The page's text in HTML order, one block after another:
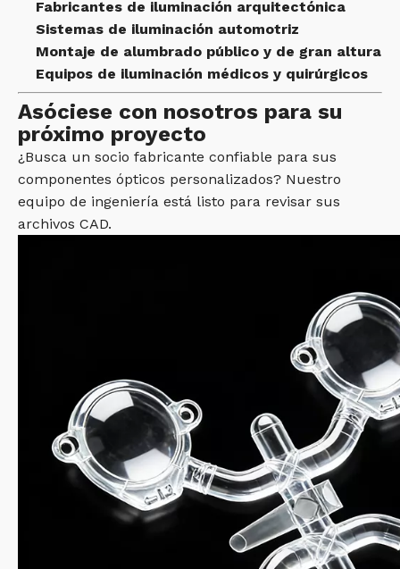
Fabricantes de iluminación arquitectónica
Sistemas de iluminación automotriz
Montaje de alumbrado público y de gran altura
Equipos de iluminación médicos y quirúrgicos
Asóciese con nosotros para su
próximo proyecto
¿Busca un socio fabricante confiable para sus
componentes ópticos personalizados? Nuestro
equipo de ingeniería está listo para revisar sus
archivos CAD.